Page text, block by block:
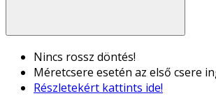
Nincs rossz döntés!
Méretcsere esetén az első csere
Részletekért kattints ide!